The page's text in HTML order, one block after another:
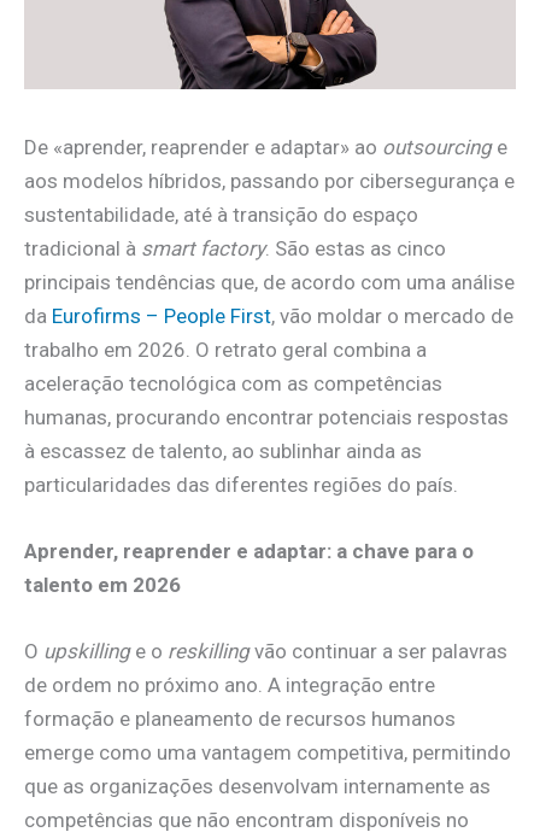
De «aprender, reaprender e adaptar» ao outsourcinge
aos modelos híbridos, passando por cibersegurança e
sustentabilidade, até à transição do espaço
tradicional à smart factory. São estas as cinco
principais tendências que, de acordo com uma análise
da Eurofirms – People First, vão moldar o mercado de
trabalho em 2026. O retrato geral combina a
aceleração tecnológica com as competências
humanas, procurando encontrar potenciais respostas
à escassez de talento, ao sublinhar ainda as
particularidades das diferentes regiões do país.
Aprender, reaprender e adaptar: a chave para o
talento em 2026
O upskillinge o reskillingvão continuar a ser palavras
de ordem no próximo ano. A integração entre
formação e planeamento de recursos humanos
emerge como uma vantagem competitiva, permitindo
que as organizações desenvolvam internamente as
competências que não encontram disponíveis no